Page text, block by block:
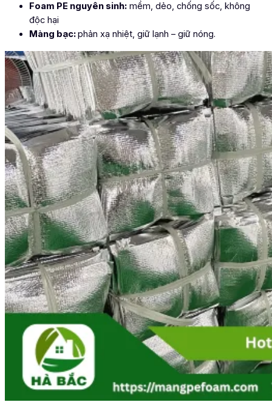
Foam PE nguyên sinh: mềm, dẻo, chống sốc, không
độc hại
Màng bạc:phản xạ nhiệt, giữ lạnh – giữ nóng.